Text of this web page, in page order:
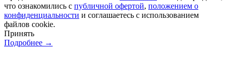
что ознакомились с публичной офертой, положением о
конфиденциальности и соглашаетесь с использованием
файлов cookie.
Принять
Подробнее →